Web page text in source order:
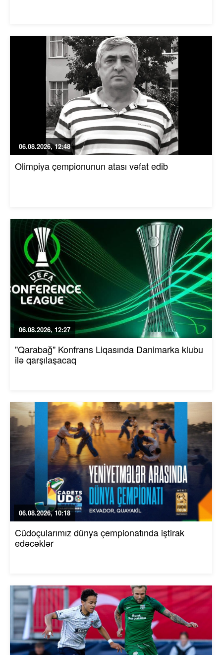
06.08.2026, 12:48
Olimpiya çempionunun atası vəfat edib
06.08.2026, 12:27
"Qarabağ" Konfrans Liqasında Danimarka klubu
ilə qarşılaşacaq
06.08.2026, 10:18
Cüdoçularımız dünya çempionatında iştirak
edəcəklər